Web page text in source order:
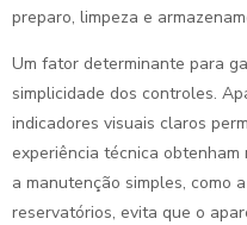
preparo, limpeza e
Um fator determinante para
simplicidade dos controles.
indicadores visuais claros
experiência técnica
a manutenção simples, como
reservatórios, evita que o